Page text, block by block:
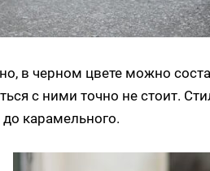
в черном цвете можно
с ними точно не стоит.
до карамельного.